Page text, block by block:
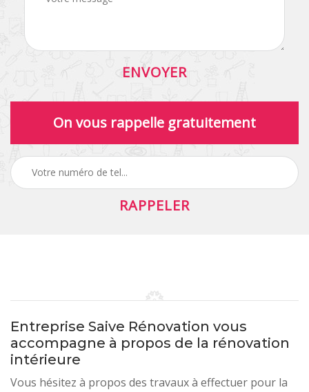
On vous rappelle gratuitement
Entreprise Saive Rénovation vous
accompagne à propos de la rénovation
intérieure
Vous hésitez à propos des travaux à effectuer pour la